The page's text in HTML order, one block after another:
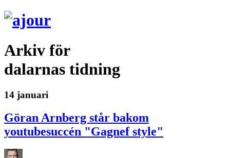
Arkiv för
dalarnas tidning
14 januari
Göran Arnberg står bakom
youtubesuccén "Gagnef style"